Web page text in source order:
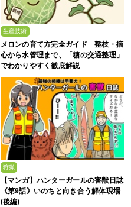
生産技術
メロンの育て方完全ガイド 整枝・摘
心から水管理まで、「糖の交通整理」
でわかりやすく徹底解説
狩猟
【マンガ】ハンターガールの害獣日誌
《第9話》いのちと向き合う解体現場
(後編)